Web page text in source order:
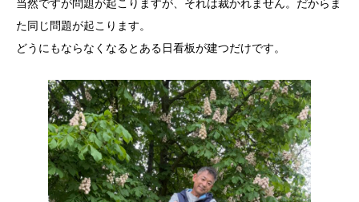
当然ですが問題が起こりますが、それは裁かれません。だからま
た同じ問題が起こります。
どうにもならなくなるとある日看板が建つだけです。